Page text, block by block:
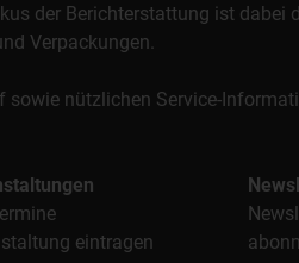
der Berichterstattung ist dabei
Verpackungen.
nützlichen Service-
eintragen